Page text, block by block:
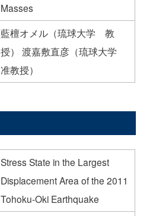
Masses
藍檀オメル（琉球大学 教
授） 渡嘉敷直彦（琉球大学
准教授）
Stress State in the Largest
Displacement Area of the 2011
Tohoku-Oki Earthquake